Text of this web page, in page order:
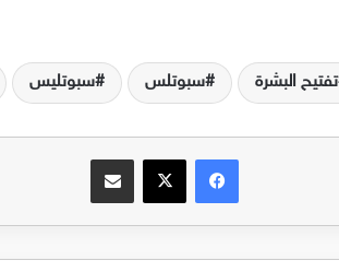
تفتيح البشرة سبوتلس سبوتليس
فيسبوك‫X مشاركة عبر البريد